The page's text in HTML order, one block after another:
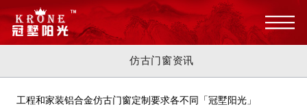
仿古门窗资讯
工程和家装铝合金仿古门窗定制要求各不同「冠墅阳光」